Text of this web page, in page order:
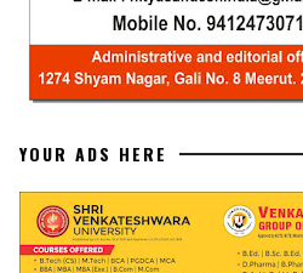
YOUR ADS HERE